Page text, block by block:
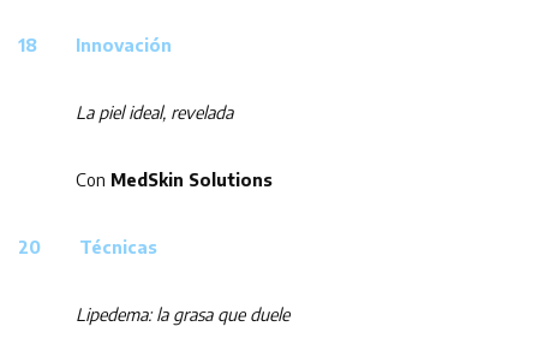
18 Innovación
La piel ideal, revelada
Con MedSkin Solutions
20 Técnicas
Lipedema: la grasa que duele